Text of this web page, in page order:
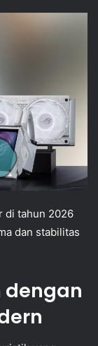
di tahun 2026
dan stabilitas
dengan